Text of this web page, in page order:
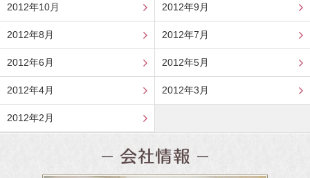
2012年10月 2012年9月
2012年8月 2012年7月
2012年6月 2012年5月
2012年4月 2012年3月
2012年2月